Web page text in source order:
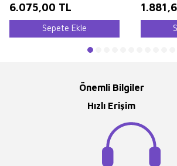
6.075,00 TL
Sepete Ekle
Önemli Bilgiler
Hızlı Erişim